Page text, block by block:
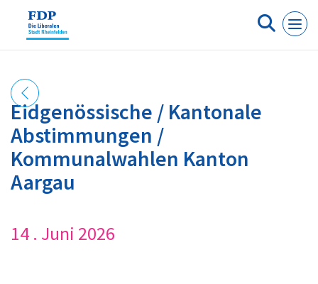
Eidgenössische / Kantonale
Abstimmungen /
Kommunalwahlen Kanton
Aargau
14 . Juni 2026
Cookie-Einstellungen